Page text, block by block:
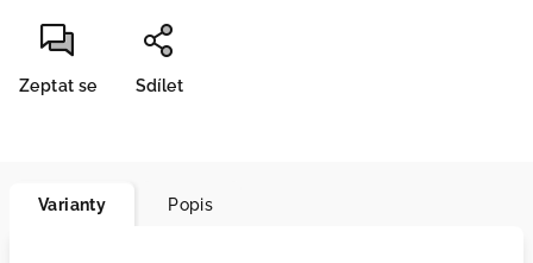
cena:
Zeptat se Sdílet
Varianty Popis